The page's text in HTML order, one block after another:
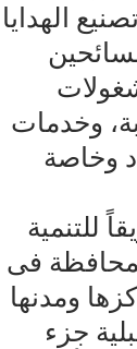
الهدايا
وخدمات
وخاصة
للتنمية
فى
ومدنها
جزء